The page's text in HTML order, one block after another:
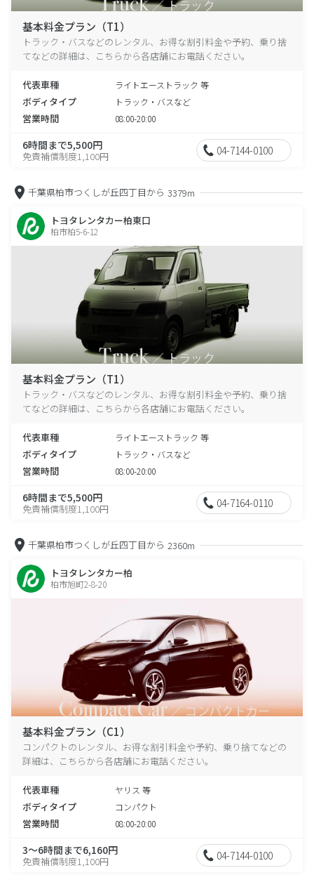
基本料金プラン（T1）
トラック・バスなどのレンタル、お得な割引料金や予約、乗り捨
てなどの詳細は、こちらから各店舗にお電話ください。
代表車種 ライトエーストラック 等
ボディタイプ トラック・バスなど
営業時間 08:00-20:00
6時間まで5,500円
免責補償制度1,100円 04-7144-0100
千葉県柏市つくしが丘四丁目から 3379m
トヨタレンタカー柏東口
柏市柏5-6-12
基本料金プラン（T1）
トラック・バスなどのレンタル、お得な割引料金や予約、乗り捨
てなどの詳細は、こちらから各店舗にお電話ください。
代表車種 ライトエーストラック 等
ボディタイプ トラック・バスなど
営業時間 08:00-20:00
6時間まで5,500円
免責補償制度1,100円 04-7164-0110
千葉県柏市つくしが丘四丁目から 2360m
トヨタレンタカー柏
柏市旭町2-8-20
基本料金プラン（C1）
コンパクトのレンタル、お得な割引料金や予約、乗り捨てなどの
詳細は、こちらから各店舗にお電話ください。
代表車種 ヤリス 等
ボディタイプ コンパクト
営業時間 08:00-20:00
3～6時間まで6,160円
免責補償制度1,100円 04-7144-0100